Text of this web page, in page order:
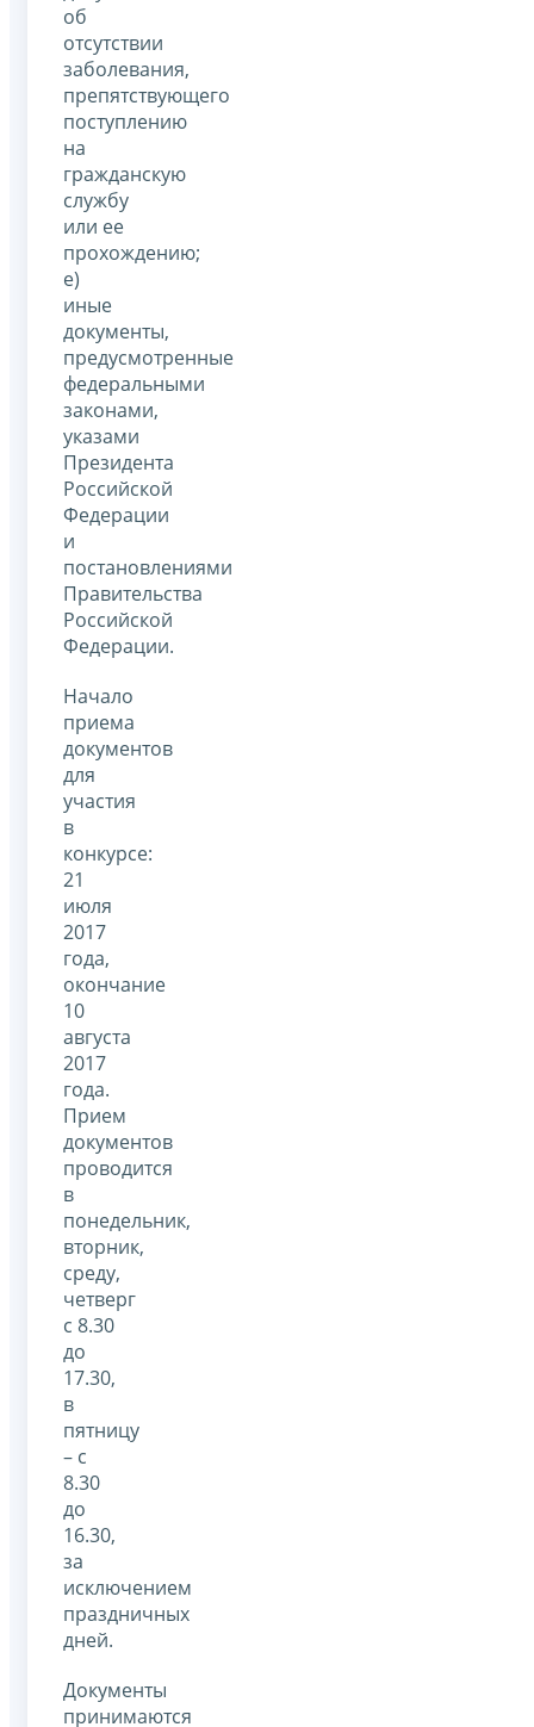
об
отсутствии
заболевания,
препятствующего
поступлению
на
гражданскую
службу
или ее
прохождению;
е)
иные
документы,
предусмотренные
федеральными
законами,
указами
Президента
Российской
Федерации
и
постановлениями
Правительства
Российской
Федерации.
Начало
приема
документов
для
участия
в
конкурсе:
21
июля
2017
года,
окончание
10
августа
2017
года.
Прием
документов
проводится
в
понедельник,
вторник,
среду,
четверг
с 8.30
до
17.30,
в
пятницу
– с
8.30
до
16.30,
за
исключением
праздничных
дней.
Документы
принимаются